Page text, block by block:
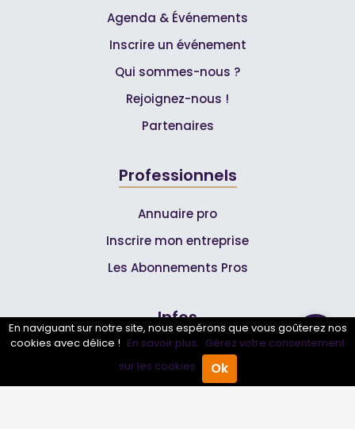
Annuaire Pro Agenda
Agenda & Événements
Inscrire un événement
Qui sommes-nous ?
Rejoignez-nous !
Partenaires
Professionnels
Annuaire pro
Inscrire mon entreprise
Les Abonnements Pros
Infos
Mentions légales et CGV
En naviguant sur notre site, nous espérons que vous goûterez nos
cookies avec délice ! En savoir plus. Gérez votre consentement
sur les cookies.
Ok